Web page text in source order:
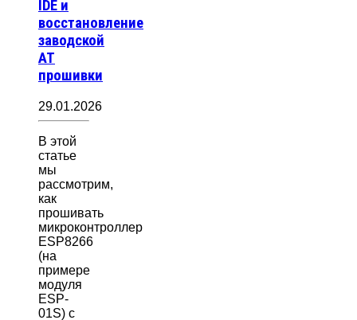
IDE и
восстановление
заводской
AT
прошивки
29.01.2026
В этой
статье
мы
рассмотрим,
как
прошивать
микроконтроллер
ESP8266
(на
примере
модуля
ESP-
01S) с